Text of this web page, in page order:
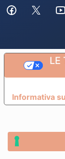
Informativa
LE